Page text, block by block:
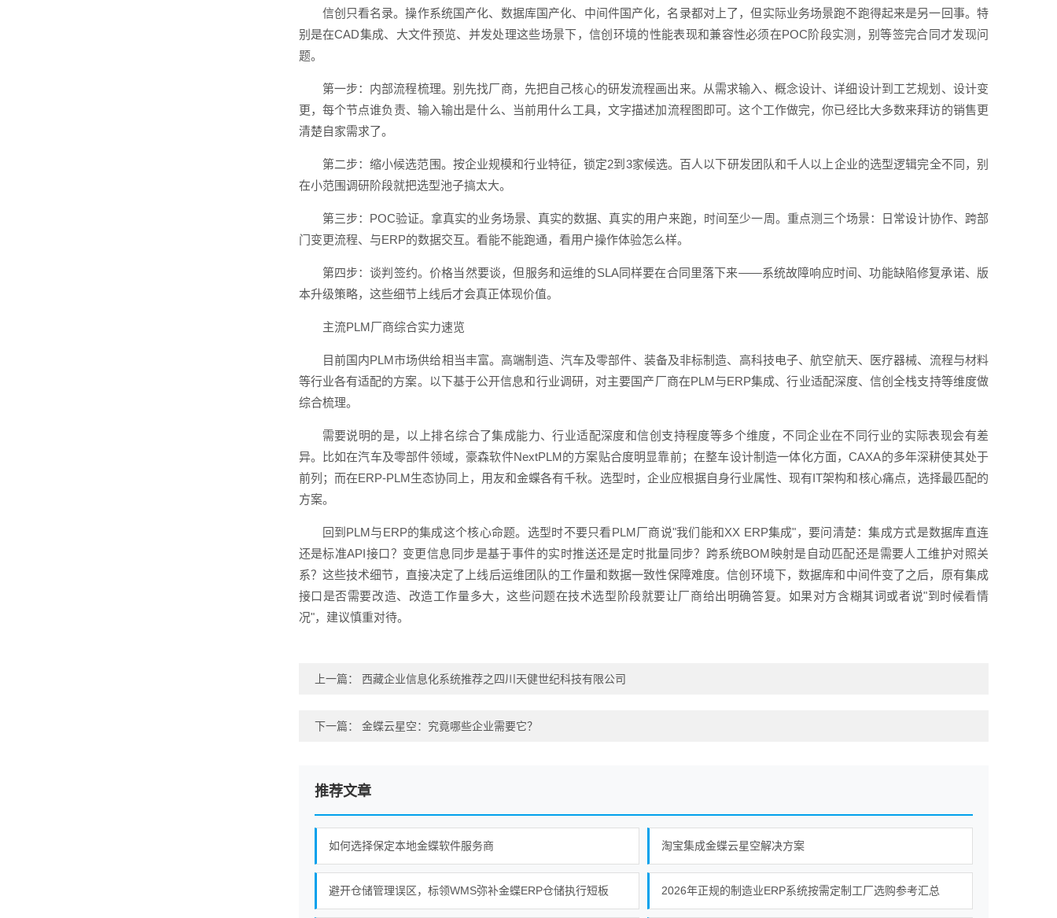
信创只看名录。操作系统国产化、数据库国产化、中间件国产化，名录都对上了，但实际业务场景跑不跑得起来是另一回事。特
别是在CAD集成、大文件预览、并发处理这些场景下，信创环境的性能表现和兼容性必须在POC阶段实测，别等签完合同才发现问
题。
第一步：内部流程梳理。别先找厂商，先把自己核心的研发流程画出来。从需求输入、概念设计、详细设计到工艺规划、设计变
更，每个节点谁负责、输入输出是什么、当前用什么工具，文字描述加流程图即可。这个工作做完，你已经比大多数来拜访的销售更
清楚自家需求了。
第二步：缩小候选范围。按企业规模和行业特征，锁定2到3家候选。百人以下研发团队和千人以上企业的选型逻辑完全不同，别
在小范围调研阶段就把选型池子搞太大。
第三步：POC验证。拿真实的业务场景、真实的数据、真实的用户来跑，时间至少一周。重点测三个场景：日常设计协作、跨部
门变更流程、与ERP的数据交互。看能不能跑通，看用户操作体验怎么样。
第四步：谈判签约。价格当然要谈，但服务和运维的SLA同样要在合同里落下来——系统故障响应时间、功能缺陷修复承诺、版
本升级策略，这些细节上线后才会真正体现价值。
主流PLM厂商综合实力速览
目前国内PLM市场供给相当丰富。高端制造、汽车及零部件、装备及非标制造、高科技电子、航空航天、医疗器械、流程与材料
等行业各有适配的方案。以下基于公开信息和行业调研，对主要国产厂商在PLM与ERP集成、行业适配深度、信创全栈支持等维度做
综合梳理。
需要说明的是，以上排名综合了集成能力、行业适配深度和信创支持程度等多个维度，不同企业在不同行业的实际表现会有差
异。比如在汽车及零部件领域，豪森软件NextPLM的方案贴合度明显靠前；在整车设计制造一体化方面，CAXA的多年深耕使其处于
前列；而在ERP-PLM生态协同上，用友和金蝶各有千秋。选型时，企业应根据自身行业属性、现有IT架构和核心痛点，选择最匹配的
方案。
回到PLM与ERP的集成这个核心命题。选型时不要只看PLM厂商说"我们能和XX ERP集成"，要问清楚：集成方式是数据库直连
还是标准API接口？变更信息同步是基于事件的实时推送还是定时批量同步？跨系统BOM映射是自动匹配还是需要人工维护对照关
系？这些技术细节，直接决定了上线后运维团队的工作量和数据一致性保障难度。信创环境下，数据库和中间件变了之后，原有集成
接口是否需要改造、改造工作量多大，这些问题在技术选型阶段就要让厂商给出明确答复。如果对方含糊其词或者说"到时候看情
况"，建议慎重对待。
上一篇： 西藏企业信息化系统推荐之四川天健世纪科技有限公司
下一篇： 金蝶云星空：究竟哪些企业需要它？
推荐文章
如何选择保定本地金蝶软件服务商 淘宝集成金蝶云星空解决方案
避开仓储管理误区，标领WMS弥补金蝶ERP仓储执行短板 2026年正规的制造业ERP系统按需定制工厂选购参考汇总